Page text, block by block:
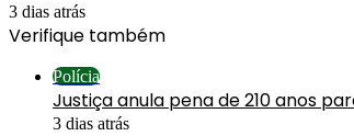
3 dias atrás
Verifique também
Polícia
Justiça anula pena de 210 anos
3 dias atrás